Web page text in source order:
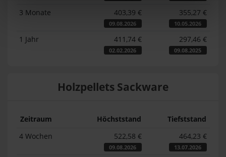
3 Monate 403,39 €
09.08.2026
355,27 €
10.05.2026
1 Jahr 411,74 €
02.02.2026
297,46 €
09.08.2025
Holzpellets Sackware
Zeitraum Höchststand
Tiefststand
4 Wochen
522,58 €
09.08.2026
464,23 €
13.07.2026